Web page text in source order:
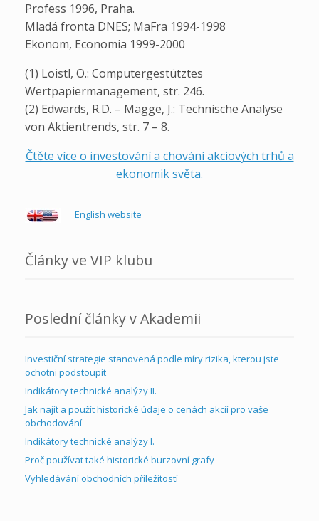
Profess 1996, Praha.
Mladá fronta DNES; MaFra 1994-1998
Ekonom, Economia 1999-2000
(1) Loistl, O.: Computergestütztes
Wertpapiermanagement, str. 246.
(2) Edwards, R.D. – Magge, J.: Technische Analyse
von Aktientrends, str. 7 – 8.
Čtěte více o investování a chování akciových trhů a
ekonomik světa.
English website
Články ve VIP klubu
Poslední články v Akademii
Investiční strategie stanovená podle míry rizika, kterou jste
ochotni podstoupit
Indikátory technické analýzy II.
Jak najít a použít historické údaje o cenách akcií pro vaše
obchodování
Indikátory technické analýzy I.
Proč používat také historické burzovní grafy
Vyhledávání obchodních příležitostí